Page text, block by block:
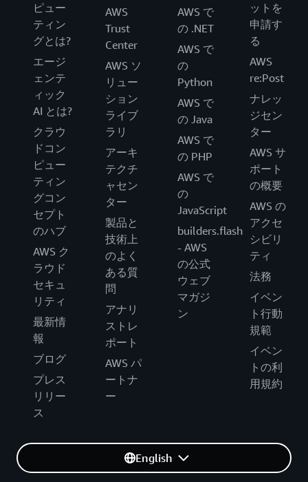
ピュー
ティン
グとは?
エージ
ェンテ
ィック
AI とは?
クラウ
ドコン
ピュー
ティン
グコン
セプト
のハブ
AWS ク
ラウド
セキュ
リティ
最新情
報
ブログ
プレス
リリー
ス
AWS
Trust
Center
AWS ソ
リュー
ション
ライブ
ラリ
アーキ
テクチ
ャセン
ター
製品と
技術上
のよく
ある質
問
アナリ
ストレ
ポート
AWS パ
ートナ
ー
AWS で
の .NET
AWS で
の
Python
AWS で
の Java
AWS で
の PHP
AWS で
の
JavaScript
builders.flash
- AWS
の公式
ウェブ
マガジ
ン
ットを
申請す
る
AWS
re:Post
ナレッ
ジセン
ター
AWS サ
ポート
の概要
AWS の
アクセ
シビリ
ティ
法務
イベン
ト行動
規範
イベン
トの利
用規約
English